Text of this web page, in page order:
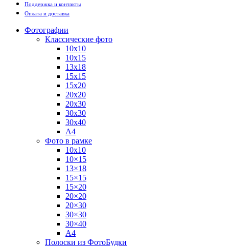
Поддержка и контакты
Оплата и доставка
Фотографии
Классические фото
10х10
10х15
13х18
15х15
15х20
20х20
20х30
30х30
30х40
А4
Фото в рамке
10х10
10×15
13×18
15×15
15×20
20×20
20×30
30×30
30×40
A4
Полоски из ФотоБудки